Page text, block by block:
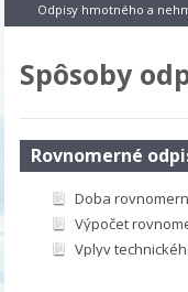
Odpisy hmotného a
Spôsoby
Rovnomerné
Doba
Výpočet
Vplyv technického